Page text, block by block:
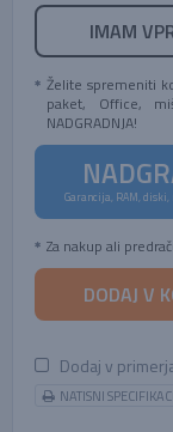
IMAM
Želite spremeniti
paket, Office,
NADGRADNJA!
Garancija, RAM, diski,
Za nakup ali
DODAJ V
Dodaj v
NATISNI